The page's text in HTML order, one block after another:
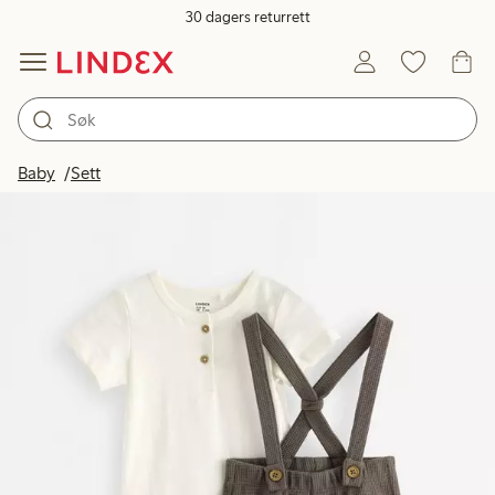
30 dagers returrett
Baby Sett